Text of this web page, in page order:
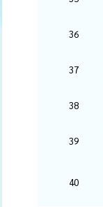
36
37
38
39
40